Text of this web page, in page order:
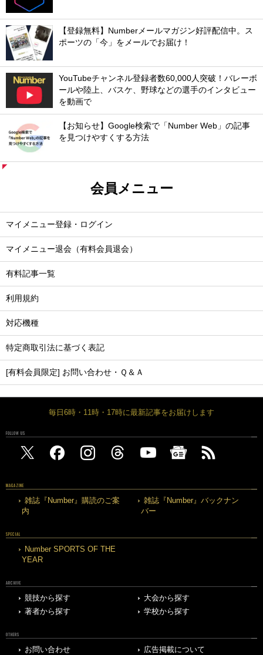
【登録無料】Numberメールマガジン好評配信中。ス
ポーツの「今」をメールでお届け！
YouTubeチャンネル登録者数60,000人突破！バレーボ
ールや陸上、バスケ、野球などの選手のインタビュー
を動画で
【お知らせ】Google検索で「Number Web」の記事
を見つけやすくする方法
会員メニュー
マイメニュー登録・ログイン
マイメニュー退会（有料会員退会）
有料記事一覧
利用規約
対応機種
特定商取引法に基づく表記
[有料会員限定] お問い合わせ・Ｑ＆Ａ
毎日6時・11時・17時に最新記事をお届けします
FOLLOW US
MAGAZINE
雑誌『Number』購読のご案
内
雑誌『Number』バックナン
バー
SPECIAL
Number SPORTS OF THE
YEAR
ARCHIVE
競技から探す
大会から探す
著者から探す
学校から探す
OTHERS
お問い合わせ 広告掲載について